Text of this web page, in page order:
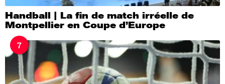
Handball | La fin de match irréelle de
Montpellier en Coupe d’Europe
7